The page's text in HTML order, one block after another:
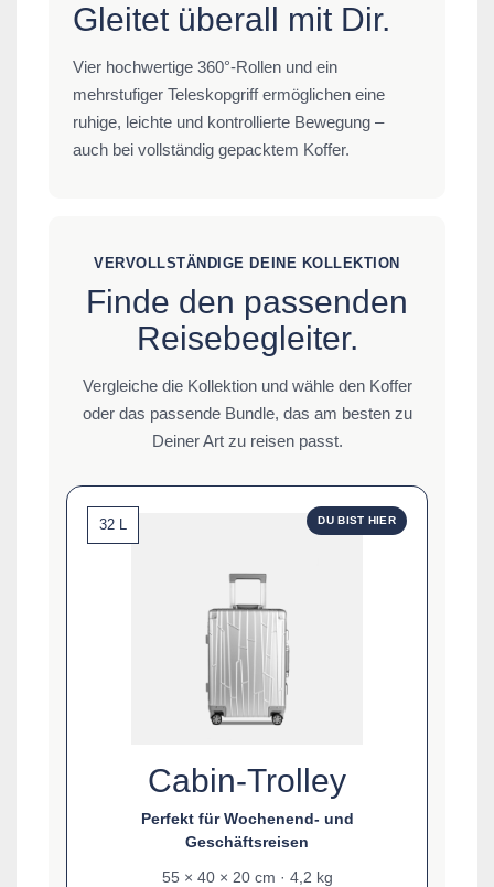
Gleitet überall mit Dir.
Vier hochwertige 360°-Rollen und ein
mehrstufiger Teleskopgriff ermöglichen eine
ruhige, leichte und kontrollierte Bewegung –
auch bei vollständig gepacktem Koffer.
VERVOLLSTÄNDIGE DEINE KOLLEKTION
Finde den passenden
Reisebegleiter.
Vergleiche die Kollektion und wähle den Koffer
oder das passende Bundle, das am besten zu
Deiner Art zu reisen passt.
32 L DU BIST HIER
Cabin-Trolley
Perfekt für Wochenend- und
Geschäftsreisen
55 × 40 × 20 cm · 4,2 kg